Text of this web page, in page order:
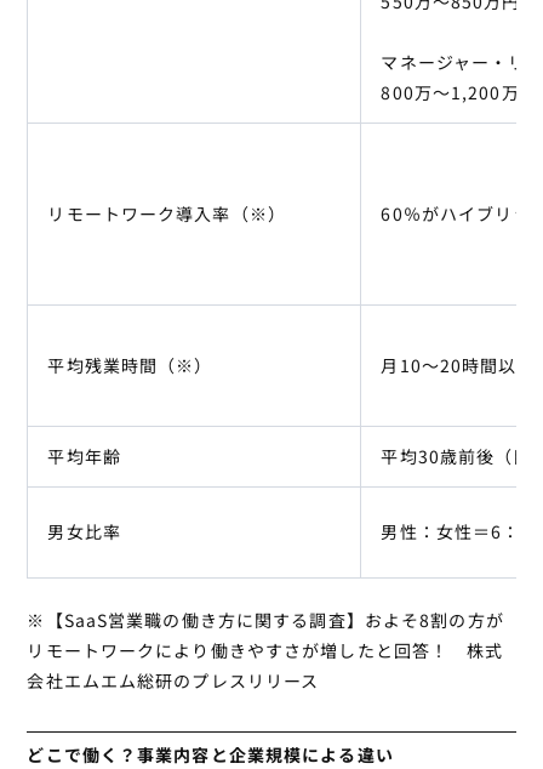
マネージャー・リ
800万〜1,200万円
リモートワーク導入率（※） 60％がハイブリッ
平均残業時間（※） 月10〜20時間以内
平均年齢 平均30歳前後（目
男女比率 男性：女性＝6：4
※
【SaaS営業職の働き方に関する調査】およそ8割の方が
リモートワークにより働きやすさが増したと回答！ 株式
会社エムエム総研のプレスリリース
どこで働く？事業内容と企業規模による違い